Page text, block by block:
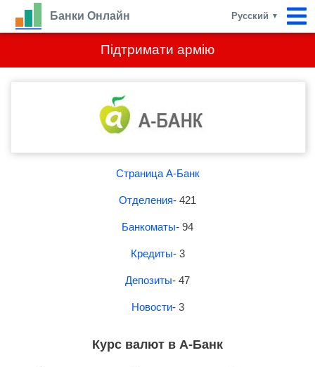
Підтримати армію
Банки Онлайн Русский ▼
Страница А-Банк
Отделения- 421
Банкоматы- 94
Кредиты- 3
Депозиты- 47
Новости- 3
Курс валют в А-Банк